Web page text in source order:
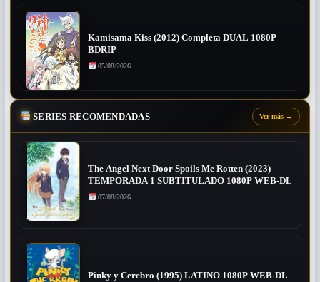
Kamisama Kiss (2012) Completa DUAL 1080P
BDRIP
05/08/2026
SERIES RECOMENDADAS Ver más →
The Angel Next Door Spoils Me Rotten (2023)
TEMPORADA 1 SUBTITULADO 1080P WEB-DL
07/08/2026
Pinky y Cerebro (1995) LATINO 1080P WEB-DL